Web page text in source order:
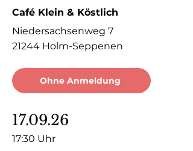
Café Klein & Köstlich
Niedersachsenweg 7
21244 Holm-Seppenen
Ohne Anmeldung
17.09.26
17:30 Uhr